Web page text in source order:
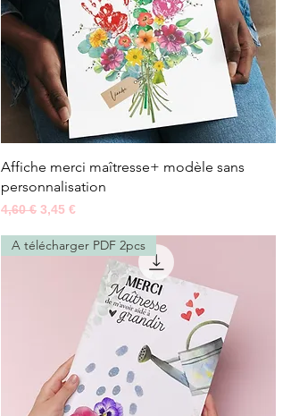
Aperçu rapide
Affiche merci maîtresse+ modèle sans
personnalisation
Prix original
4,60 € Prix promotionnel
3,45 €
A télécharger PDF 2pcs